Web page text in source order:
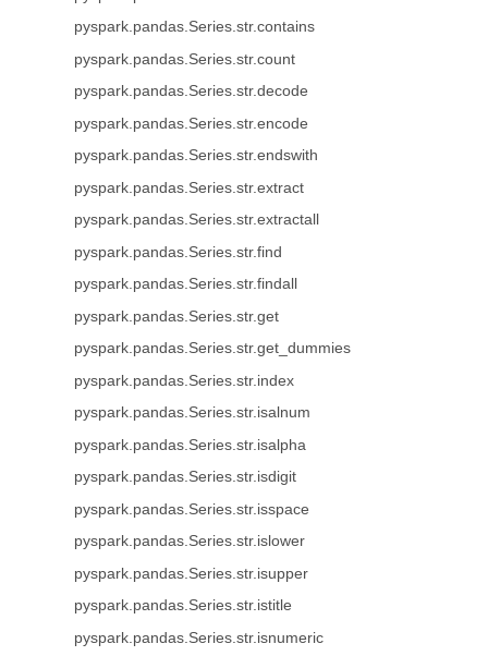
pyspark.pandas.Series.str.contains
pyspark.pandas.Series.str.count
pyspark.pandas.Series.str.decode
pyspark.pandas.Series.str.encode
pyspark.pandas.Series.str.endswith
pyspark.pandas.Series.str.extract
pyspark.pandas.Series.str.extractall
pyspark.pandas.Series.str.find
pyspark.pandas.Series.str.findall
pyspark.pandas.Series.str.get
pyspark.pandas.Series.str.get_dummies
pyspark.pandas.Series.str.index
pyspark.pandas.Series.str.isalnum
pyspark.pandas.Series.str.isalpha
pyspark.pandas.Series.str.isdigit
pyspark.pandas.Series.str.isspace
pyspark.pandas.Series.str.islower
pyspark.pandas.Series.str.isupper
pyspark.pandas.Series.str.istitle
pyspark.pandas.Series.str.isnumeric